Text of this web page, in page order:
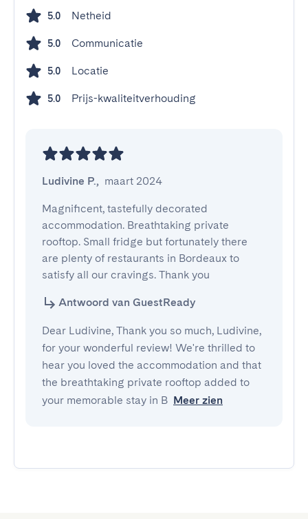
5.0 Netheid
5.0 Communicatie
5.0 Locatie
5.0 Prijs-kwaliteitverhouding
Ludivine P., maart 2024
Magnificent, tastefully decorated
accommodation. Breathtaking private
rooftop. Small fridge but fortunately there
are plenty of restaurants in Bordeaux to
satisfy all our cravings. Thank you
Antwoord van GuestReady
Dear Ludivine, Thank you so much, Ludivine,
for your wonderful review! We're thrilled to
hear you loved the accommodation and that
the breathtaking private rooftop added to
your memorable stay in B Meer zien